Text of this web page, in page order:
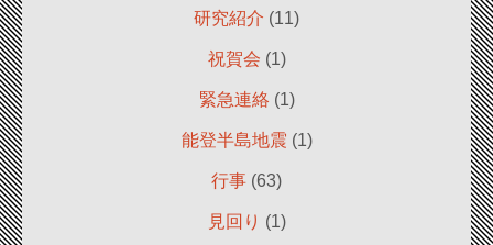
研究紹介 (11)
祝賀会 (1)
緊急連絡 (1)
能登半島地震 (1)
行事 (63)
見回り (1)